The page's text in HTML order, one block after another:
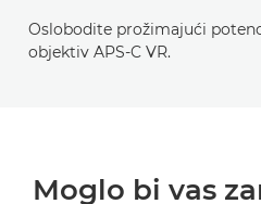
Oslobodite prožimajući
objektiv APS-C VR.
Moglo bi vas